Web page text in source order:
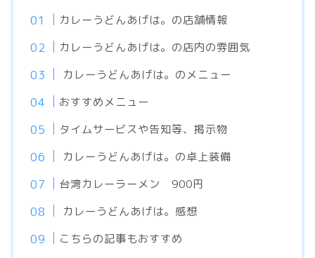
カレーうどんあげは。の店舗情報
カレーうどんあげは。の店内の雰囲気
カレーうどんあげは。のメニュー
おすすめメニュー
タイムサービスや告知等、掲示物
カレーうどんあげは。の卓上装備
台湾カレーラーメン 900円
カレーうどんあげは。感想
こちらの記事もおすすめ